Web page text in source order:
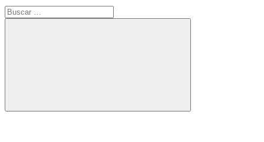
Buscar:
Buscar